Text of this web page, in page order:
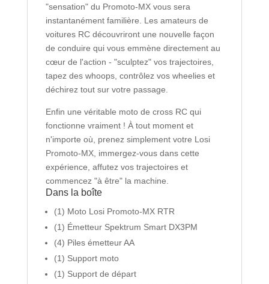
"sensation" du Promoto-MX vous sera
instantanément familière. Les amateurs de
voitures RC découvriront une nouvelle façon
de conduire qui vous emmène directement au
cœur de l'action - "sculptez" vos trajectoires,
tapez des whoops, contrôlez vos wheelies et
déchirez tout sur votre passage.
Enfin une véritable moto de cross RC qui
fonctionne vraiment ! À tout moment et
n'importe où, prenez simplement votre Losi
Promoto-MX, immergez-vous dans cette
expérience, affutez vos trajectoires et
commencez "à être" la machine.
Dans la boîte
(1) Moto Losi Promoto-MX RTR
(1) Émetteur Spektrum Smart DX3PM
(4) Piles émetteur AA
(1) Support moto
(1) Support de départ